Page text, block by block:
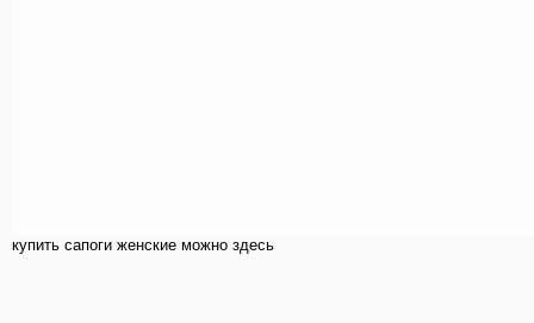
купить cапоги женские можно здесь